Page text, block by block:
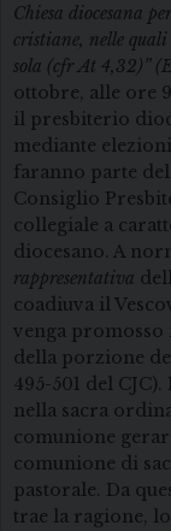
Chiesa diocesana
cristiane, nelle
sola (cfr At 4,32)”
ottobre, alle ore
il presbiterio
mediante
faranno parte
Consiglio
collegiale a
diocesano. A
rappresentativa
coadiuva il
venga promosso
della porzione
495-501 del
nella sacra
comunione
comunione di
pastorale. Da
trae la ragione,